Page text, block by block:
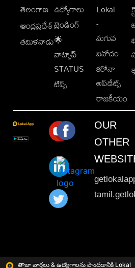
తాజా వార్తలు & ఉద్యోగాలను పొందడానికి Lokal
తెలంగాణ
ఆంధ్రప్రదేశ్
తమిళనాడు
ఉద్యోగాలు
ట్రెండింగ్
🌟
వాట్సాప్
STATUS
టిప్స్
Lokal
-
మగువ
వినోదం
కరోనా
అప్‌డేట్స్
రాజకీయం
OUR
OTHER